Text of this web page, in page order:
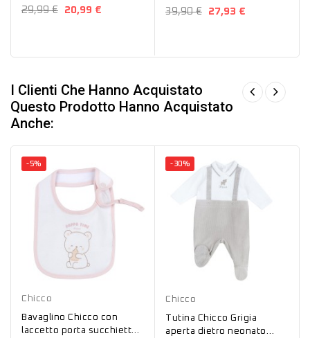
29,99 € 20,99 € 39,90 € 27,93 €
I Clienti Che Hanno Acquistato
Questo Prodotto Hanno Acquistato
Anche:
BeigeRosaAzzurro
-5%
Chicco
Bavaglino Chicco con
laccetto porta succhietto
-30%
Chicco
Tutina Chicco Grigia
aperta dietro neonato